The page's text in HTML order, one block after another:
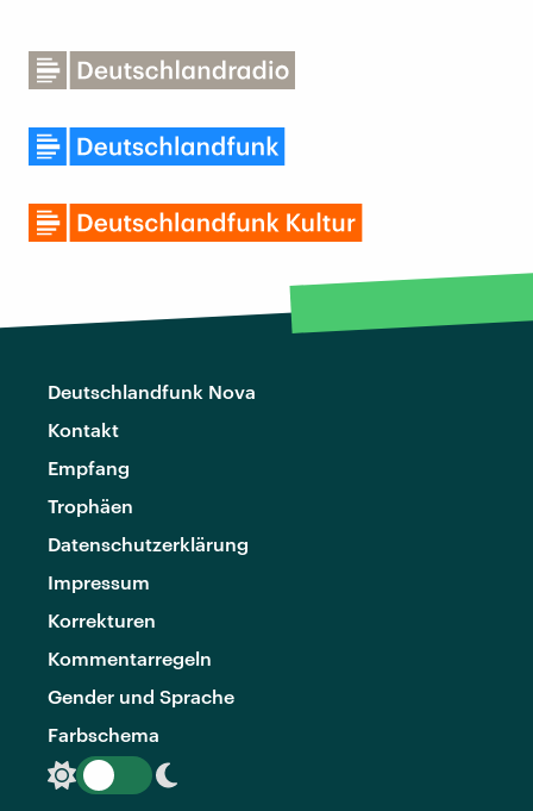
Deutschlandfunk Nova
Kontakt
Empfang
Trophäen
Datenschutzerklärung
Impressum
Korrekturen
Kommentarregeln
Gender und Sprache
Farbschema